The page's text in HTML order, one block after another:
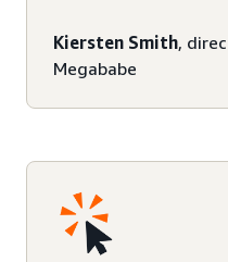
Kiersten Smith,
Megababe